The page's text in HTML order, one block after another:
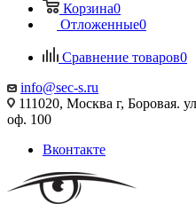
Корзина0
Отложенные0
Сравнение товаров0
info@sec-s.ru
111020, Москва г, Боровая.
оф. 100
Вконтакте